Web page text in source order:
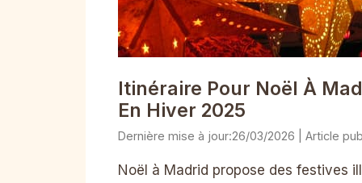
Itinéraire Pour Noël À
En Hiver 2025
26/03/2026
Noël à Madrid propose des festives